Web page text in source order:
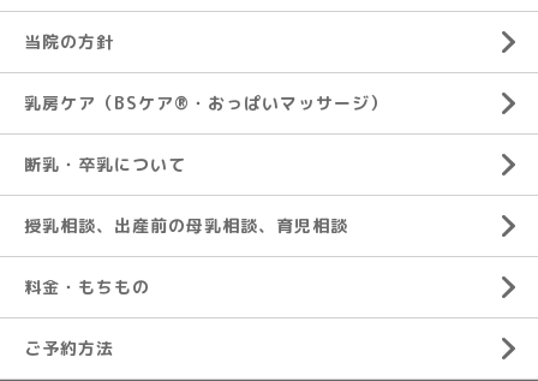
当院の方針
乳房ケア（BSケア®︎・おっぱいマッサージ）
断乳・卒乳について
授乳相談、出産前の母乳相談、育児相談
料金・もちもの
ご予約方法